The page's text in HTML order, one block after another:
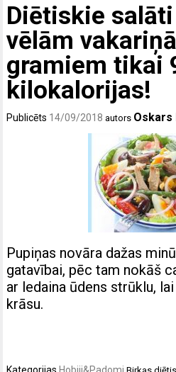
Diētiskie salāti
vēlām
gramiem tikai
kilokalorijas!
Publicēts 14/09/2018 autors Oskars
Pupiņas novāra dažas
gatavībai, pēc tam nokāš
ar ledaina ūdens strūklu,
krāsu.
KategorijasHobiji&Padomi